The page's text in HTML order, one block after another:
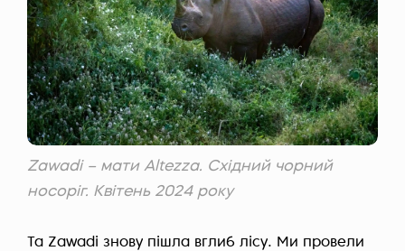
Zawadi – мати Altezza. Східний чорний
носоріг. Квітень 2024 року
Та Zawadi знову пішла вглиб лісу. Ми провели